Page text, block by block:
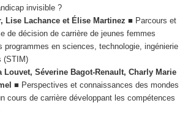
invisible ?
Lise Lachance et Élise Martinez ■ Parcours et
de décision de carrière de jeunes femmes
programmes en sciences, technologie, ingénierie
(STIM)
Louvet, Séverine Bagot-Renault, Charly Marie
■ Perspectives et connaissances des mondes
cours de carrière développant les compétences